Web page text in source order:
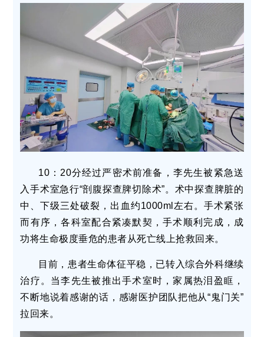
10：20分经过严密术前准备，李先生被紧急送
入手术室急行“剖腹探查脾切除术”。术中探查脾脏的
中、下级三处破裂，出血约1000ml左右。手术紧张
而有序，各科室配合紧凑默契，手术顺利完成，成
功将生命极度垂危的患者从死亡线上抢救回来。
目前，患者生命体征平稳，已转入综合外科继续
治疗。 当李先生被推出手术室时，家属热泪盈眶，
不断地说着感谢的话，感谢医护团队把他从“鬼门关”
拉回来。